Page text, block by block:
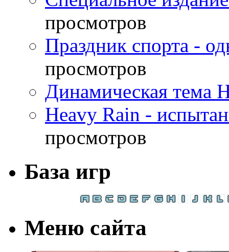
просмотров
Праздник спорта -
просмотров
Динамическая тема
Heavy Rain -
просмотров
База игр
Меню сайта